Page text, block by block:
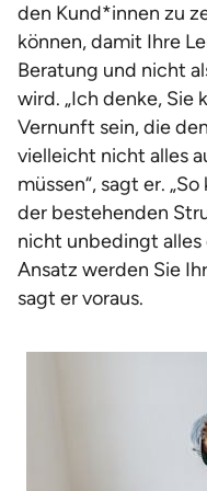
den Kund*innen zu
können, damit Ihre
Beratung und nicht
wird. „Ich denke, Sie
Vernunft sein, die
vielleicht nicht alles
müssen“, sagt er.
der bestehenden
nicht unbedingt alles
Ansatz werden Sie
sagt er voraus.